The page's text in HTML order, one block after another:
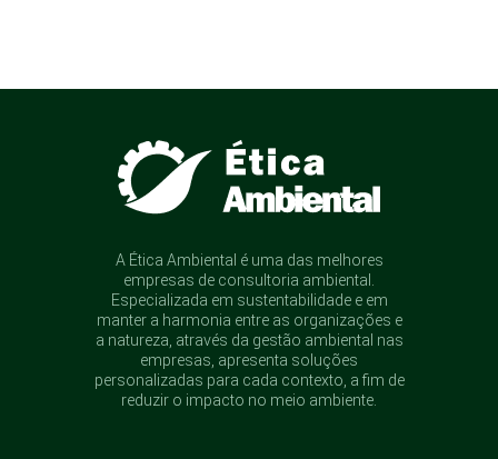
A Ética Ambiental é uma das melhores
empresas de consultoria ambiental.
Especializada em sustentabilidade e em
manter a harmonia entre as organizações e
a natureza, através da gestão ambiental nas
empresas, apresenta soluções
personalizadas para cada contexto, a fim de
reduzir o impacto no meio ambiente.